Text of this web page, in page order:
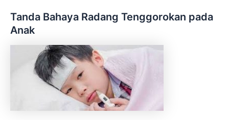
Tanda Bahaya Radang Tenggorokan pada
Anak